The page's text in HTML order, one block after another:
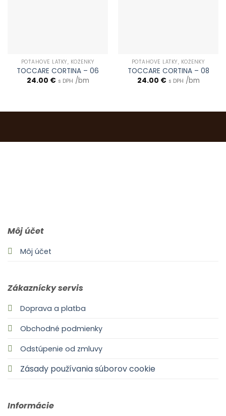
POŤAHOVÉ LÁTKY, KOŽENKY
TOCCARE CORTINA – 06
24.00 € s DPH /bm
POŤAHOVÉ LÁTKY, KOŽENKY
TOCCARE CORTINA – 08
24.00 € s DPH /bm
Môj účet
Môj účet
Zákaznícky servis
Doprava a platba
Obchodné podmienky
Odstúpenie od zmluvy
Zásady používania súborov cookie
Informácie